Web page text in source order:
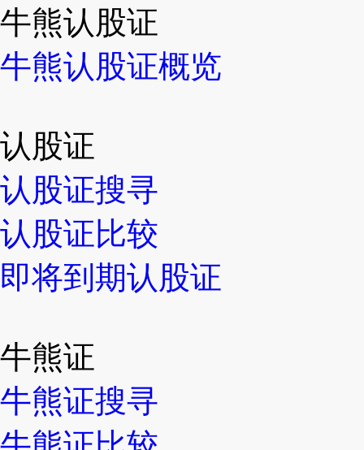
牛熊认股证
牛熊认股证概览
认股证
认股证搜寻
认股证比较
即将到期认股证
牛熊证
牛熊证搜寻